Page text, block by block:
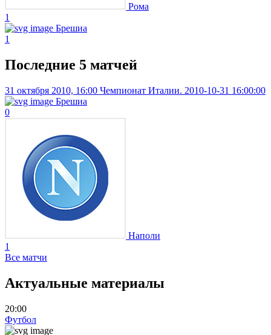
Рома
1
Брешиа
1
Последние 5 матчей
31 октября 2010, 16:00 Чемпионат Италии. 2010-10-31 16:00:00
Брешиа
0
Наполи
1
Все матчи
Актуальные материалы
20:00
Футбол